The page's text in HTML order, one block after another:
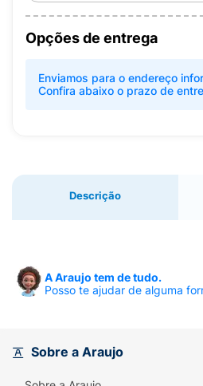
Opções de entrega
Enviamos para o endereço
Confira abaixo o prazo de
Descrição
A Araujo tem de tudo.
Posso te ajudar de alguma
Sobre a Araujo